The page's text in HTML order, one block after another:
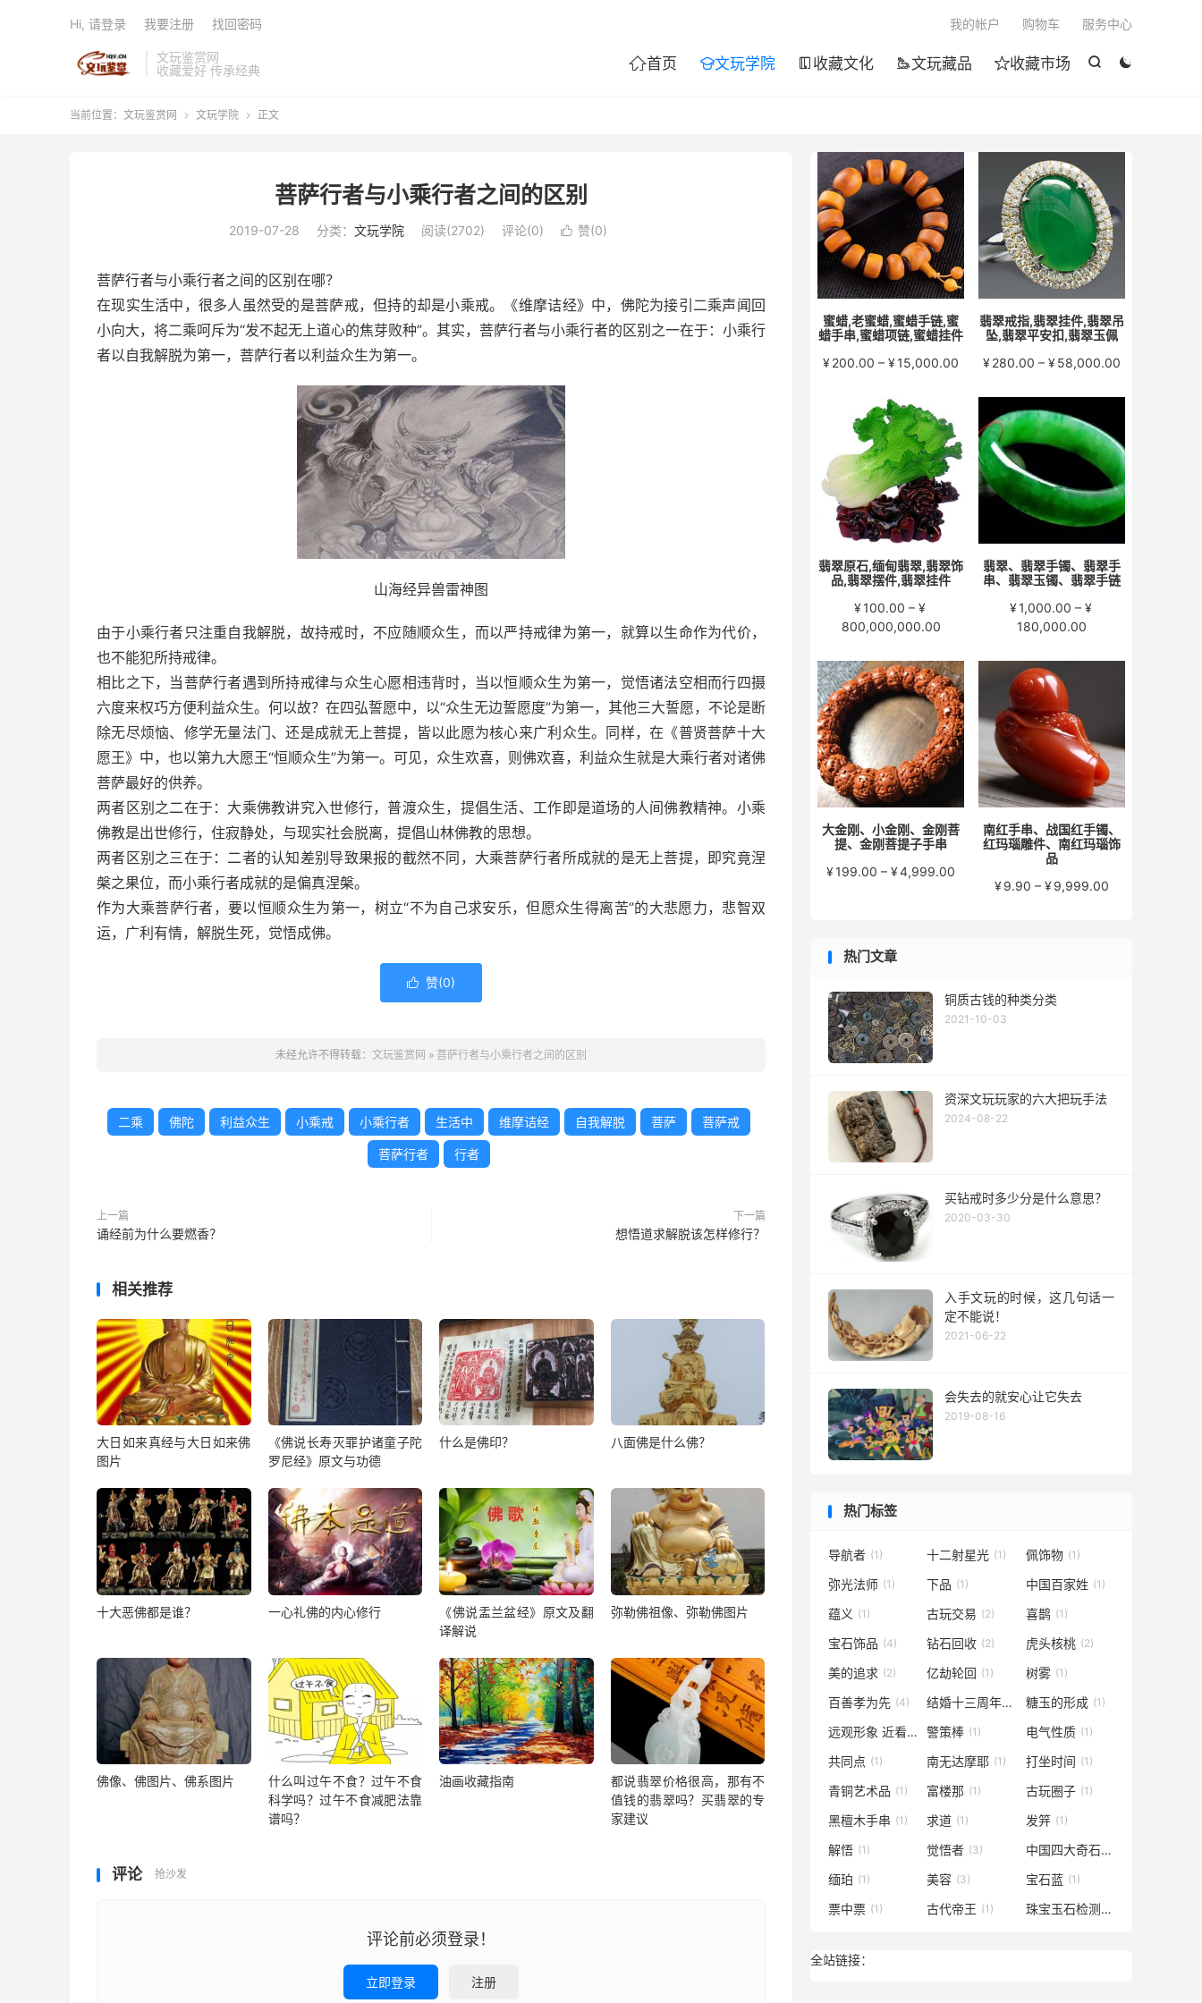
文玩鉴赏网
收藏爱好 传承经典


首页 文玩学院  收藏文化 文玩藏品 收藏市场
我的帐户 购物车 服务中心
Hi, 请登录 我要注册 找回密码
当前位置： 文玩鉴赏网  文玩学院  正文
菩萨行者与小乘行者之间的区别
2019-07-28 分类： 文玩学院 阅读(2702) 评论(0)  赞(0)
菩萨行者与小乘行者之间的区别在哪？
在现实生活中，很多人虽然受的是菩萨戒，但持的却是小乘戒。《维摩诘经》中，佛陀为接引二乘声闻回
小向大，将二乘呵斥为“发不起无上道心的焦芽败种”。其实，菩萨行者与小乘行者的区别之一在于：小乘行
者以自我解脱为第一，菩萨行者以利益众生为第一。
山海经异兽雷神图
由于小乘行者只注重自我解脱，故持戒时，不应随顺众生，而以严持戒律为第一，就算以生命作为代价，
也不能犯所持戒律。
相比之下，当菩萨行者遇到所持戒律与众生心愿相违背时，当以恒顺众生为第一，觉悟诸法空相而行四摄
六度来权巧方便利益众生。何以故？在四弘誓愿中，以“众生无边誓愿度”为第一，其他三大誓愿，不论是断
除无尽烦恼、修学无量法门、还是成就无上菩提，皆以此愿为核心来广利众生。同样，在《普贤菩萨十大
愿王》中，也以第九大愿王“恒顺众生”为第一。可见，众生欢喜，则佛欢喜，利益众生就是大乘行者对诸佛
菩萨最好的供养。
两者区别之二在于：大乘佛教讲究入世修行，普渡众生，提倡生活、工作即是道场的人间佛教精神。小乘
佛教是出世修行，住寂静处，与现实社会脱离，提倡山林佛教的思想。
两者区别之三在于：二者的认知差别导致果报的截然不同，大乘菩萨行者所成就的是无上菩提，即究竟涅
槃之果位，而小乘行者成就的是偏真涅槃。
作为大乘菩萨行者，要以恒顺众生为第一，树立“不为自己求安乐，但愿众生得离苦”的大悲愿力，悲智双
运，广利有情，解脱生死，觉悟成佛。
 赞(0)
未经允许不得转载： 文玩鉴赏网 » 菩萨行者与小乘行者之间的区别
二乘 佛陀 利益众生 小乘戒 小乘行者 生活中 维摩诘经 自我解脱 菩萨 菩萨戒
菩萨行者 行者
上一篇
诵经前为什么要燃香？
下一篇
想悟道求解脱该怎样修行？
相关推荐
大日如来真经与大日如来佛
图片
《佛说长寿灭罪护诸童子陀
罗尼经》原文与功德
什么是佛印？ 八面佛是什么佛？
十大恶佛都是谁？ 一心礼佛的内心修行
《佛说盂兰盆经》原文及翻
译解说
弥勒佛祖像、弥勒佛图片
佛像、佛图片、佛系图片
什么叫过午不食？过午不食
科学吗？过午不食减肥法靠
谱吗？
油画收藏指南
都说翡翠价格很高，那有不
值钱的翡翠吗？买翡翠的专
家建议
评论 抢沙发
评论前必须登录！
立即登录 注册
蜜蜡,老蜜蜡,蜜蜡手链,蜜
蜡手串,蜜蜡项链,蜜蜡挂件
¥200.00 – ¥15,000.00
¥200.00
至
¥15,000.00
翡翠戒指,翡翠挂件,翡翠吊
坠,翡翠平安扣,翡翠玉佩
¥280.00 – ¥58,000.00
范
至
¥58,000.00
翡翠原石,缅甸翡翠,翡翠饰
品,翡翠摆件,翡翠挂件
¥100.00 – ¥
800,000,000.00价
范
围：
¥100.00
至
¥800,000,000.00
翡翠、翡翠手镯、翡翠手
串、翡翠玉镯、翡翠手链
¥1,000.00 – ¥
180,000.00
范
¥180,000.00
大金刚、小金刚、金刚菩
提、金刚菩提子手串
¥199.00 – ¥4,999.00
南红手串、战国红手镯、
红玛瑙雕件、南红玛瑙饰
品
¥9.90 – ¥9,999.00
热门文章
铜质古钱的种类分类
2021-10-03
资深文玩玩家的六大把玩手法
2024-08-22
买钻戒时多少分是什么意思？
2020-03-30
入手文玩的时候，这几句话一
定不能说！
2021-06-22
会失去的就安心让它失去
2019-08-16
热门标签
导航者 (1) 十二射星光 (1) 佩饰物 (1)
弥光法师 (1) 下品 (1) 中国百家姓 (1)
蕴义 (1) 古玩交易 (2) 喜鹊 (1)
宝石饰品 (4) 钻石回收 (2) 虎头核桃 (2)
美的追求 (2) 亿劫轮回 (1) 树雾 (1)
百善孝为先 (4) 结婚十三周年
(1) 糖玉的形成 (1)
远观形象 近看艺 (1)
警策棒 (1) 电气性质 (1)
共同点 (1) 南无达摩耶 (1) 打坐时间 (1)
青铜艺术品 (1) 富楼那 (1) 古玩圈子 (1)
黑檀木手串 (1) 求道 (1) 发笄 (1)
解悟 (1) 觉悟者 (3) 中国四大奇石
(1)
缅珀 (1) 美容 (3) 宝石蓝 (1)
票中票 (1) 古代帝王 (1) 珠宝玉石检测
(1)
全站链接：